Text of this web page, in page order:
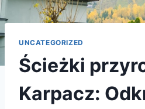
UNCATEGORIZED
Ścieżki
Karpacz: